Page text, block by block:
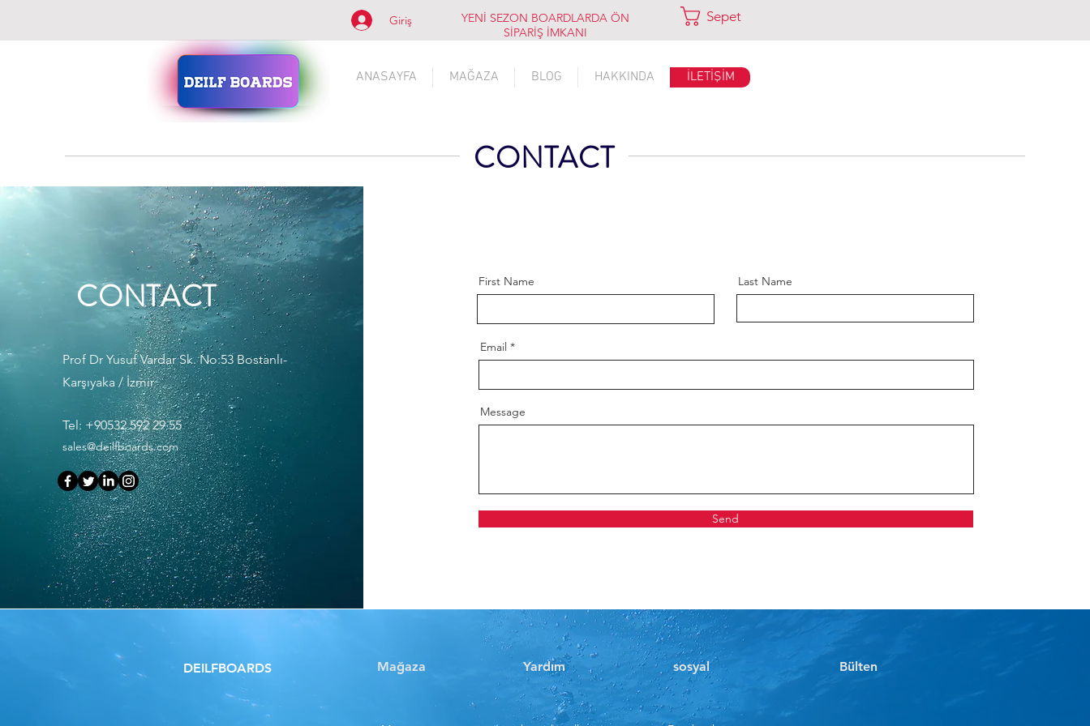
Giriş
YENİ SEZON BOARDLARDA ÖN
SİPARİŞ İMKANI
Sepet
ANASAYFA MAĞAZA BLOG HAKKINDA İLETİŞİM
CONTACT
CONTACT
Prof Dr Yusuf Vardar Sk. No:53 Bostanlı-
Karşıyaka / İzmir
Tel: +90532 592 29 55
sales@deilfboards.com
First Name Last Name
Email
Message
Send
DEILFBOARDS Mağaza Yardım sosyal Bülten